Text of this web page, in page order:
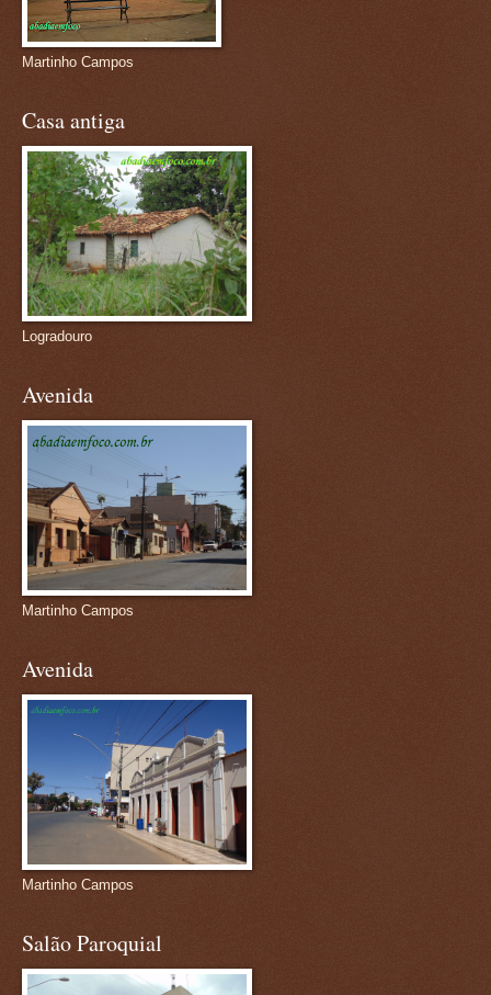
Martinho Campos
Casa antiga
Logradouro
Avenida
Martinho Campos
Avenida
Martinho Campos
Salão Paroquial